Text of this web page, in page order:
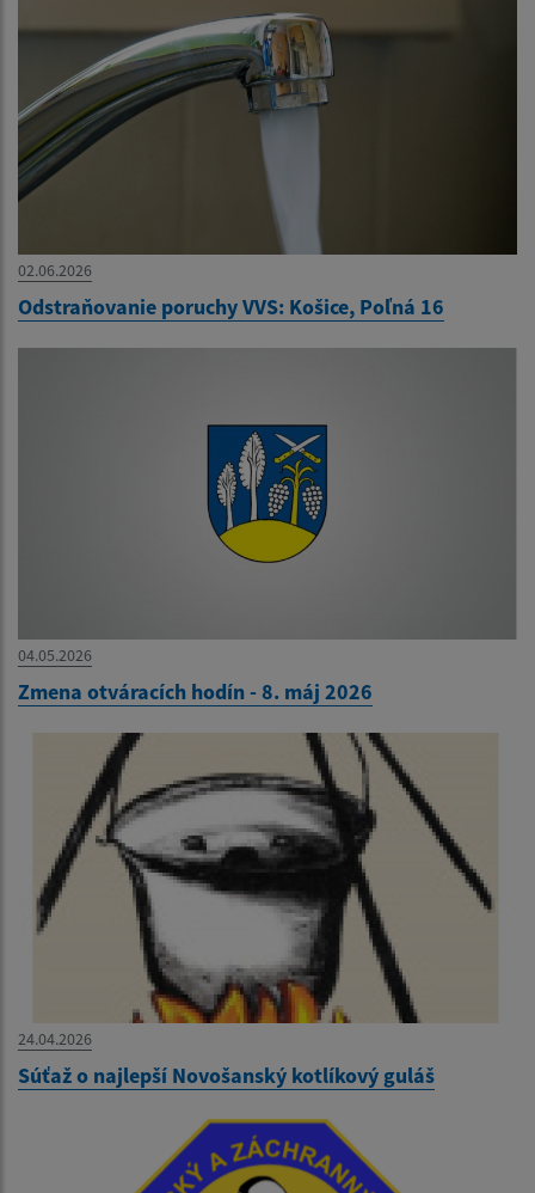
02.06.2026
Odstraňovanie poruchy VVS: Košice, Poľná 16
04.05.2026
Zmena otváracích hodín - 8. máj 2026
24.04.2026
Súťaž o najlepší Novošanský kotlíkový guláš